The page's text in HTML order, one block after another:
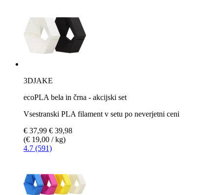
3DJAKE
ecoPLA bela in črna - akcijski set
Vsestranski PLA filament v setu po neverjetni ceni
€ 37,99 € 39,98
(€ 19,00 / kg)
4.7 (591)